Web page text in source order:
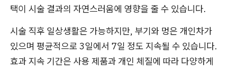
택이 시술 결과의 자연스러움에 영향을 줄 수 있습니다.
시술 직후 일상생활은 가능하지만, 부기와 멍은 개인차가
있으며 평균적으로 3일에서 7일 정도 지속될 수 있습니다.
효과 지속 기간은 사용 제품과 개인 체질에 따라 다양하게